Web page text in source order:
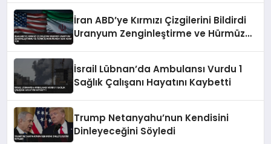
İran ABD’ye Kırmızı Çizgilerini Bildirdi
Uranyum Zenginleştirme ve Hürmüz
İsrail Lübnan’da Ambulansı Vurdu 1
Sağlık Çalışanı Hayatını Kaybetti
Trump Netanyahu’nun Kendisini
Dinleyeceğini Söyledi